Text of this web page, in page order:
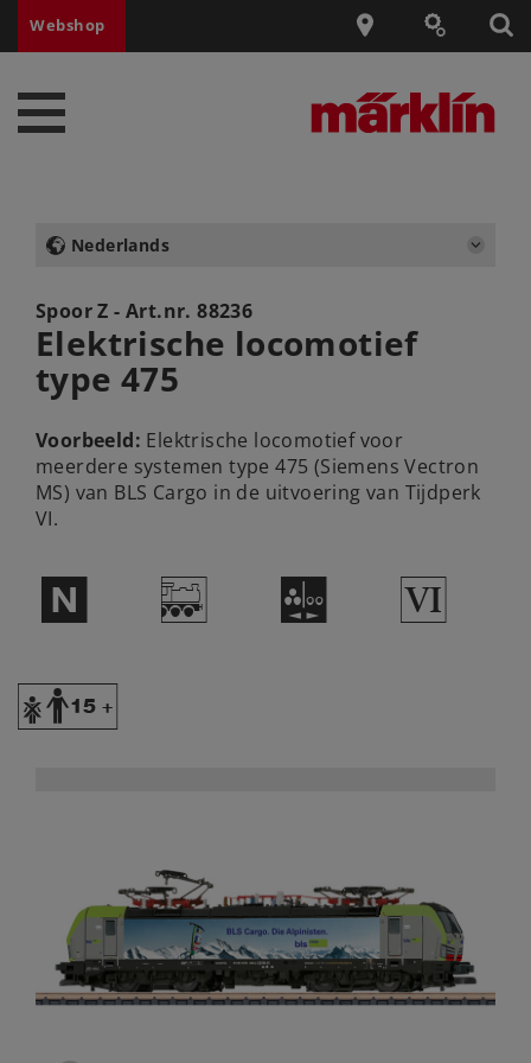
Webshop
Nederlands
Spoor Z - Art.nr.88236
Elektrische locomotief
type 475
Voorbeeld: Elektrische locomotief voor
meerdere systemen type 475 (Siemens Vectron
MS) van BLS Cargo in de uitvoering van Tijdperk
VI.
$ / N 8
Y